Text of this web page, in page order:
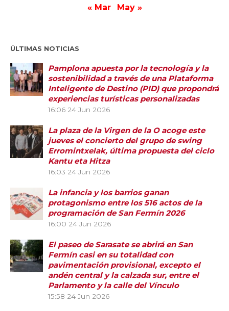
« Mar May »
ÚLTIMAS NOTICIAS
Pamplona apuesta por la tecnología y la
sostenibilidad a través de una Plataforma
Inteligente de Destino (PID) que propondrá
experiencias turísticas personalizadas
16:06 24 Jun 2026
La plaza de la Virgen de la O acoge este
jueves el concierto del grupo de swing
Erromintxelak, última propuesta del ciclo
Kantu eta Hitza
16:03 24 Jun 2026
La infancia y los barrios ganan
protagonismo entre los 516 actos de la
programación de San Fermín 2026
16:00 24 Jun 2026
El paseo de Sarasate se abrirá en San
Fermín casi en su totalidad con
pavimentación provisional, excepto el
andén central y la calzada sur, entre el
Parlamento y la calle del Vínculo
15:58 24 Jun 2026